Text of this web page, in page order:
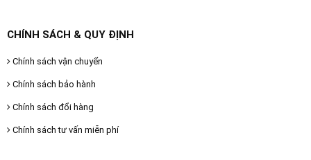
CHÍNH SÁCH & QUY ĐỊNH
Chính sách vận chuyển
Chính sách bảo hành
Chính sách đổi hàng
Chính sách tư vấn miễn phí